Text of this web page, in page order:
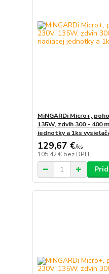
MiNGARDi Micro+,
135W, zdvih 300 - 400
jednotky a 1ks
129,67 €/ks
105,42 € bez DPH